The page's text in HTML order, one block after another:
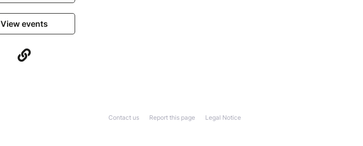
View events
Legal Notice
Report this page
Contact us